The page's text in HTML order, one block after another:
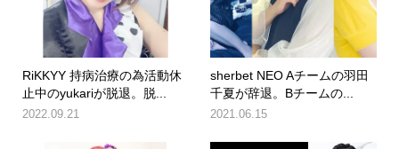
RiKKYY 持病治療の為活動休
止中のyukariが脱退。脱...
2022.09.21
sherbet NEO Aチームの羽田
千夏が辞退。Bチームの...
2021.06.15